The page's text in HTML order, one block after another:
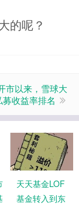
的呢？
市以来，雪球大
收益率排名
天天基金LOF
基金转入到东